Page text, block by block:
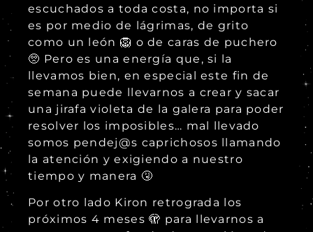
escuchados a toda costa, no importa si
es por medio de lágrimas, de grito
como un león 🦁 o de caras de puchero
🥺 Pero es una energía que, si la
llevamos bien, en especial este fin de
semana puede llevarnos a crear y sacar
una jirafa violeta de la galera para poder
resolver los imposibles… mal llevado
somos pendej@s caprichosos llamando
la atención y exigiendo a nuestro
tiempo y manera 🤧
Por otro lado Kiron retrograda los
próximos 4 meses 🫣 para llevarnos a